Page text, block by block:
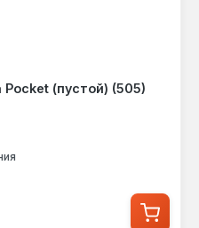
(пустой) (505)